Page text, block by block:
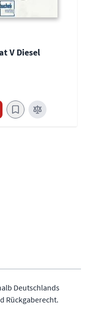
V Diesel
Deutschlands
Rückgaberecht.